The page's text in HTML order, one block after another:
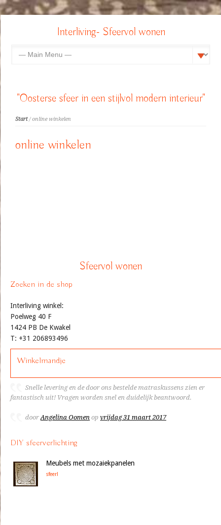
Interliving- Sfeervol wonen
"Oosterse sfeer in een stijlvol modern interieur"
Start/ online winkelen
online winkelen
Sfeervol wonen
Zoeken in de shop
Interliving winkel:
Poelweg 40 F
1424 PB De Kwakel
T: +31 206893496
Winkelmandje
Snelle levering en de door ons bestelde matraskussens zien er
fantastisch uit! Vragen worden snel en duidelijk beantwoord.
doorAngelina Oomen op vrijdag 31 maart 2017
DIY sfeerverlichting
Meubels met mozaiekpanelen
sfeer!